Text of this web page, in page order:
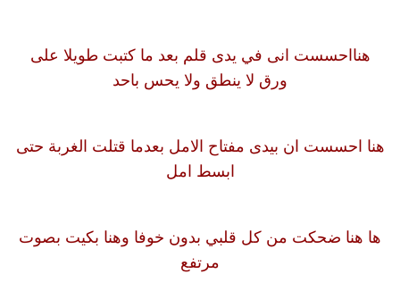
هنااحسست انى في يدى قلم بعد ما كتبت طويلا على
ورق لا ينطق ولا يحس باحد
هنا احسست ان بيدى مفتاح الامل بعدما قتلت الغربة حتى
ابسط امل
ها هنا ضحكت من كل قلبي بدون خوفا وهنا بكيت بصوت
مرتفع